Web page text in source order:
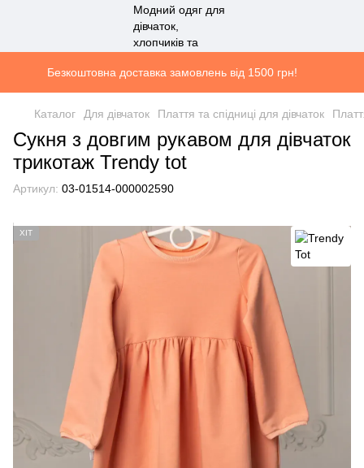
Безкоштовна доставка замовлень від 1500 грн!
Каталог Для дівчаток Плаття та спідниці для дівчаток
Сукня з довгим рукавом для дівчаток
трикотаж Trendy tot
Артикул: 03-01514-000002590
ХІТ